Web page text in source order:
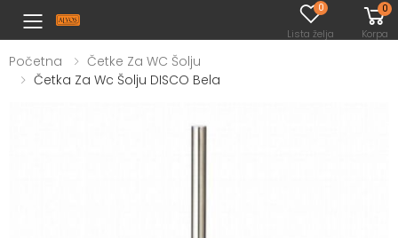
Toggle mobile menu
0
Lista želja
0
Korpa
Početna
Četke Za WC Šolju
Četka Za Wc Šolju DISCO Bela